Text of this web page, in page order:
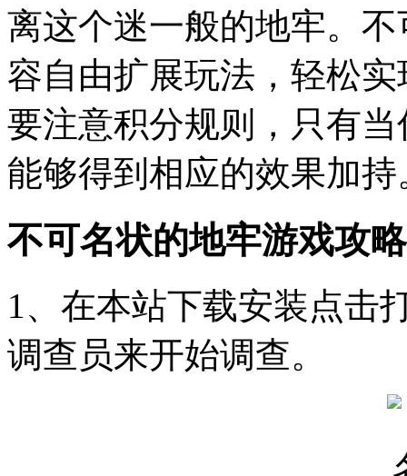
离这个迷一般的地牢。
容自由扩展玩法，轻松
要注意积分规则，只有
能够得到相应的效果加持
不可名状的地牢游戏攻略
1、在本站下载安装点击
调查员来开始调查。